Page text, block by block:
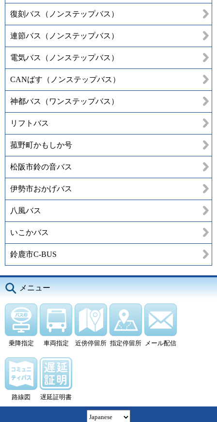
復刻バス（ノンステップバス）
連節バス（ノンステップバス）
電気バス（ノンステップバス）
CANばす（ノンステップバス）
神都バス（ワンステップバス）
リフトバス
菰野町かもしか号
松阪市鈴の音バス
伊勢市おかげバス
八風バス
いこかバス
鈴鹿市C-BUS
メニュー
乗降指定 車両指定 近傍停留所 指定停留所 メール配信
路線図 遅延証明書